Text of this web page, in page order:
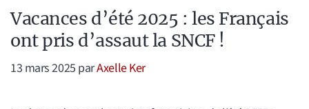
Vacances d’été 2025 : les Français
ont pris d’assaut la SNCF !
13 mars 2025 parAxelle Ker